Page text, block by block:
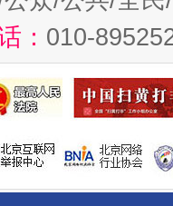
： 010-